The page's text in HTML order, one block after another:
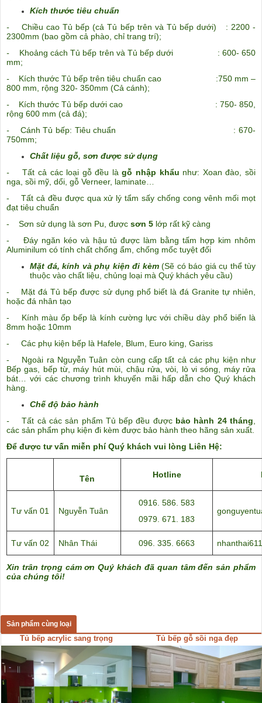
Kích thước tiêu chuẩn
- Chiều cao Tủ bếp (cả Tủ bếp trên và Tủ bếp dưới) : 2200 -
2300mm (bao gồm cả phào, chỉ trang trí);
- Khoảng cách Tủ bếp trên và Tủ bếp dưới : 600- 650
mm;
- Kích thước Tủ bếp trên tiêu chuẩn cao :750 mm –
800 mm, rộng 320- 350mm (Cả cánh);
- Kích thước Tủ bếp dưới cao : 750- 850,
rộng 600 mm (cả đá);
- Cánh Tủ bếp: Tiêu chuẩn : 670-
750mm;
Chất liệu gỗ, sơn được sử dụng
- Tất cả các loại gỗ đều làgỗ nhập khẩu như: Xoan đào, sồi
nga, sồi mỹ, dổi, gỗ Verneer, laminate…
- Tất cả đều được qua xử lý tẩm sấy chống cong vênh mối mọt
đạt tiêu chuẩn
- Sơn sử dụng là sơn Pu, được sơn 5 lớp rất kỹ càng
- Đáy ngăn kéo và hậu tủ được làm bằng tấm hợp kim nhôm
Aluminilum có tính chất chống ẩm, chống mốc tuyệt đối
Mặt đá, kính và phụ kiện đi kèm (Sẽ có báo giá cụ thể tùy
thuộc vào chất liệu, chủng loại mà Quý khách yêu cầu)
- Mặt đá Tủ bếp được sử dụng phổ biết là đá Granite tự nhiên,
hoặc đá nhân tạo
- Kính màu ốp bếp là kính cường lực với chiều dày phổ biến là
8mm hoặc 10mm
- Các phụ kiện bếp là Hafele, Blum, Euro king, Gariss
- Ngoài ra Nguyễn Tuân còn cung cấp tất cả các phụ kiện như
Bếp gas, bếp từ, máy hút mùi, chậu rửa, vòi, lò vi sóng, máy rửa
bát… với các chương trình khuyến mãi hấp dẫn cho Quý khách
hàng.
Chế độ bảo hành
-Tất cả các sản phẩm Tủ bếp đều được bảo hành 24 tháng,
các sản phẩm phụ kiện đi kèm được bảo hành theo hãng sản xuất.
Để được tư vấn miễn phí Quý khách vui lòng Liên Hệ:
Tên Hotline
Tư vấn 01 Nguyễn Tuân
0916. 586. 583
0979. 671. 183
Tư vấn 02 Nhân Thái 096. 335. 6663
Xin trân trọng cám ơn Quý khách đã quan tâm đến sản phẩm
của chúng tôi!
Sản phẩm cùng loại
Tủ bếp acrylic sang trọng Tủ bếp gỗ sồi nga đẹp